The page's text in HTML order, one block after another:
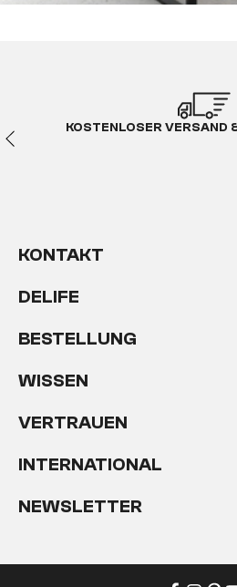
KOSTENLOSER VERSAND
KONTAKT
DELIFE
BESTELLUNG
WISSEN
VERTRAUEN
INTERNATIONAL
NEWSLETTER